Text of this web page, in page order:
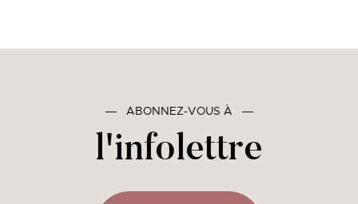
― ABONNEZ-VOUS À ―
l'infolettre